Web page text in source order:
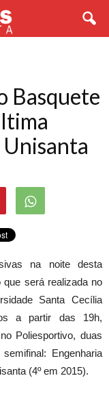
Basquete
Unisanta
na noite desta
será realizada no
Santa Cecília
a partir das 19h,
Poliesportivo, duas
Engenharia
(4º em 2015).